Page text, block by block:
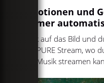
Emotionen und
immer
Klick auf das Bild und
egoPURE Stream,
viel Musik streamen